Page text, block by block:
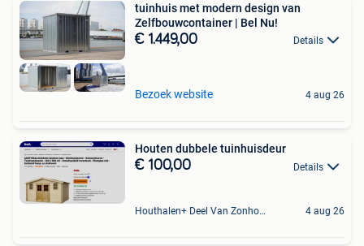
tuinhuis met modern design van
Zelfbouwcontainer | Bel Nu!
€ 1.449,00 Details
Bezoek website 4 aug 26
Houten dubbele tuinhuisdeur
€ 100,00 Details
Houthalen+ Deel Van Zonhoven En Zolder 4 aug 26